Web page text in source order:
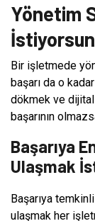
Yönetim
Bir işletmede
başarı da o
dökmek ve
başarının
Başarıya
Ulaşmak
Başarıya
ulaşmak her